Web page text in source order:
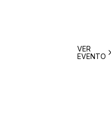
VER
EVENTO